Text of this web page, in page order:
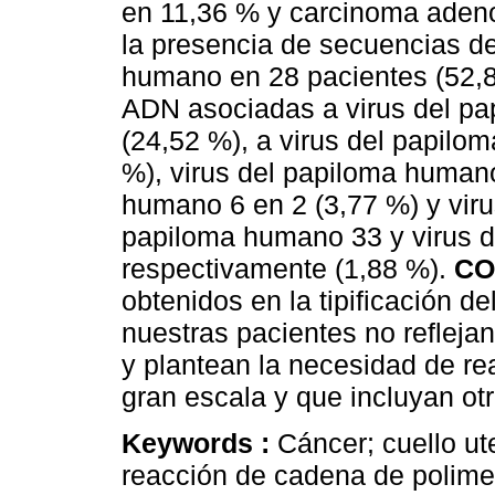
en 11,36 % y carcinoma
la presencia de secuencias
humano en 28 pacientes
ADN asociadas a virus del
(24,52 %), a virus del
%), virus del papiloma
humano 6 en 2 (3,77 %) y
papiloma humano 33 y virus
respectivamente (1,88 %).
obtenidos en la tipificación
nuestras pacientes no
y plantean la necesidad de
gran escala y que incluyan
Keywords : Cáncer; cuello
reacción de cadena de